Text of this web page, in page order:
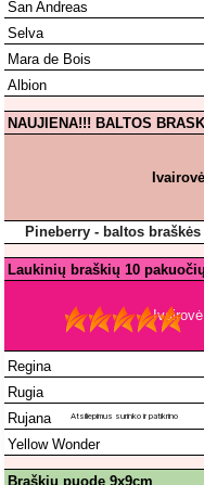
4.9
6471kliento atsiliepimai
iš visų laikų
Atsiliepimus surinko ir patikrino